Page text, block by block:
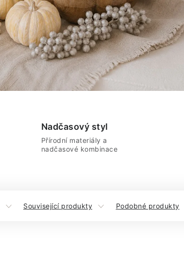
Nadčasový styl
Přírodní materiály a
nadčasové kombinace
Související produkty Podobné produkty